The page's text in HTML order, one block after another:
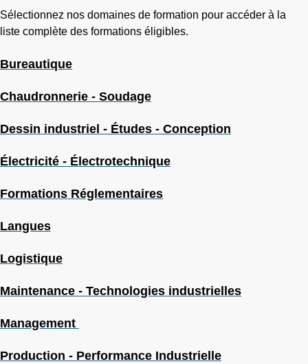
Sélectionnez nos domaines de formation pour accéder à la
liste complète des formations éligibles.
Bureautique
Chaudronnerie - Soudage
Dessin industriel - Études - Conception
Électricité - Électrotechnique
Formations Réglementaires
Langues
Logistique
Maintenance - Technologies industrielles
Management
Production - Performance Industrielle